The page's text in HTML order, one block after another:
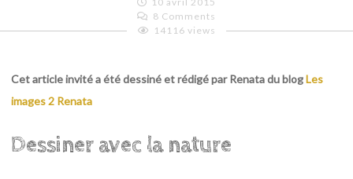
Emilie
8 Comments
14116 views
Cet article invité a été dessiné et rédigé par Renata du blogLes
images 2 Renata
Dessiner avec la nature